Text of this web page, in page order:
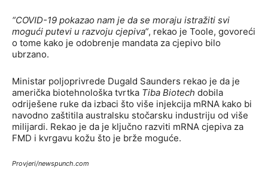
“COVID-19 pokazao nam je da se moraju istražiti svi
mogući putevi u razvoju cjepiva“, rekao je Toole, govoreći
o tome kako je odobrenje mandata za cjepivo bilo
ubrzano.
Ministar poljoprivrede Dugald Saunders rekao je da je
američka biotehnološka tvrtka Tiba Biotech dobila
odriješene ruke da izbaci što više injekcija mRNA kako bi
navodno zaštitila australsku stočarsku industriju od više
milijardi. Rekao je da je ključno razviti mRNA cjepiva za
FMD i kvrgavu kožu što je brže moguće.
Provjeri/newspunch.com